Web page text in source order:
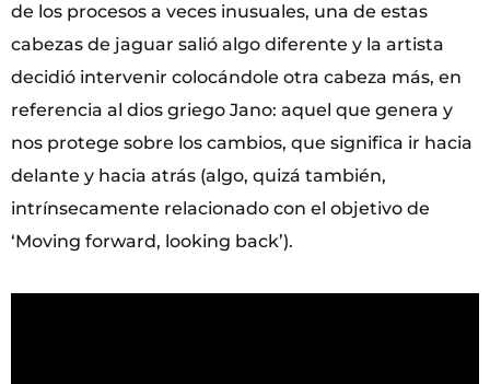
de los procesos a veces inusuales, una de estas
cabezas de jaguar salió algo diferente y la artista
decidió intervenir colocándole otra cabeza más, en
referencia al dios griego Jano: aquel que genera y
nos protege sobre los cambios, que significa ir hacia
delante y hacia atrás (algo, quizá también,
intrínsecamente relacionado con el objetivo de
‘Moving forward, looking back’).